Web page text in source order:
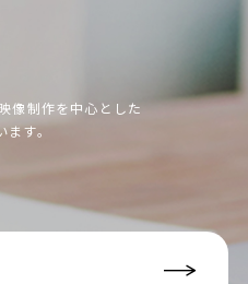
像制作を中心とした
す。